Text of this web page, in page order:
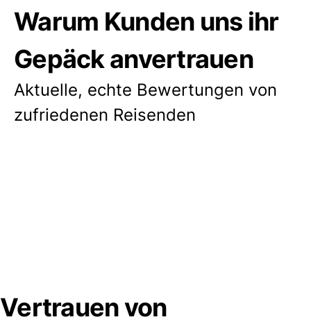
Warum Kunden uns ihr
Gepäck anvertrauen
Aktuelle, echte Bewertungen von
zufriedenen Reisenden
Vertrauen von